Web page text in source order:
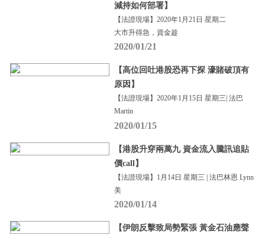
減持如何部署】
【法證現場】2020年1月21日 星期二
大市升得急，資金趁
2020/01/21
【高位回吐港股恐再下探 濠賭破頂有
原因】
【法證現場】2020年1月15日 星期三| 法巴
Martin
2020/01/15
【港股升穿兩萬九 資金流入騰訊追貼
價call】
【法證現場】1月14日 星期三 | 法巴林恩 Lynn
美
2020/01/14
【伊朗反擊致局勢緊張 黃金石油應聲